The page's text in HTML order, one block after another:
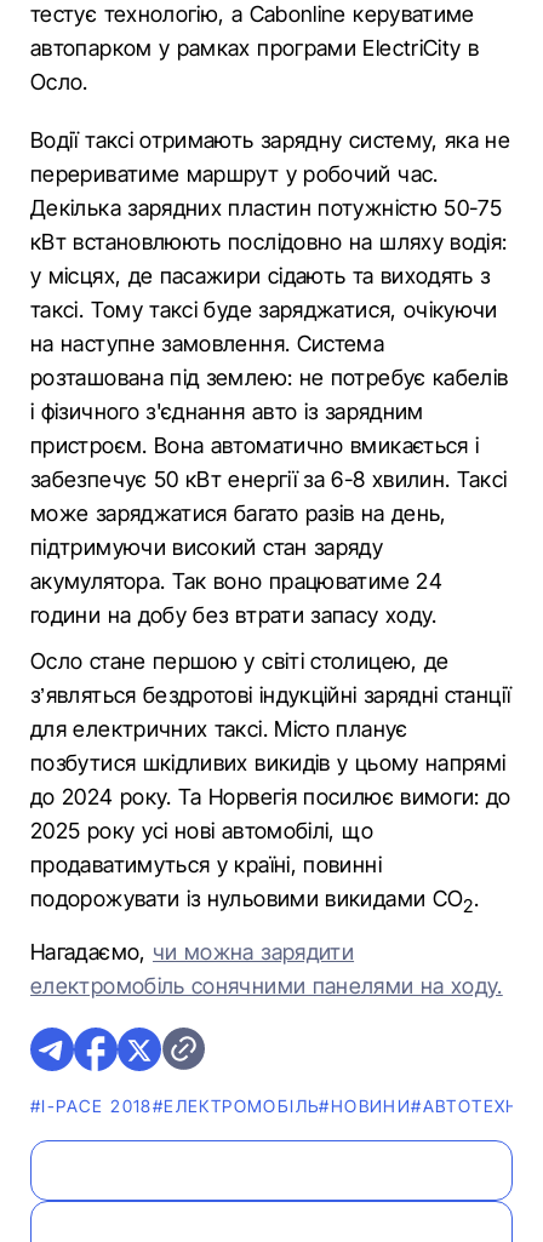
тестує технологію, а Cabonline керуватиме
автопарком у рамках програми ElectriCity в
Осло.
Водії таксі отримають зарядну систему, яка не
перериватиме маршрут у робочий час.
Декілька зарядних пластин потужністю 50-75
кВт встановлюють послідовно на шляху водія:
у місцях, де пасажири сідають та виходять з
таксі. Тому таксі буде заряджатися, очікуючи
на наступне замовлення. Система
розташована під землею: не потребує кабелів
і фізичного з'єднання авто із зарядним
пристроєм. Вона автоматично вмикається і
забезпечує 50 кВт енергії за 6-8 хвилин. Таксі
може заряджатися багато разів на день,
підтримуючи високий стан заряду
акумулятора. Так воно працюватиме 24
години на добу без втрати запасу ходу.
Осло стане першою у світі столицею, де
з’являться бездротові індукційні зарядні станції
для електричних таксі. Місто планує
позбутися шкідливих викидів у цьому напрямі
до 2024 року. Та Норвегія посилює вимоги: до
2025 року усі нові автомобілі, що
продаватимуться у країні, повинні
подорожувати із нульовими викидами СО2.
Нагадаємо, чи можна зарядити
електромобіль сонячними панелями на ходу.
#I-PACE 2018#ЕЛЕКТРОМОБІЛЬ#НОВИНИ